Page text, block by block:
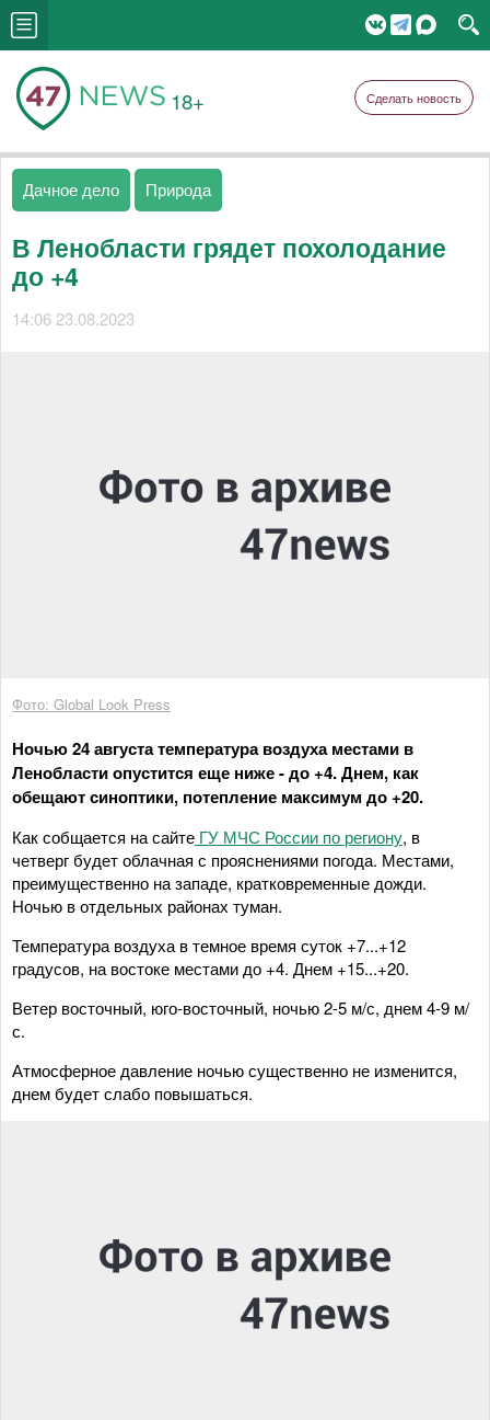
18+ Сделать новость
Дачное дело Природа
В Ленобласти грядет похолодание
до +4
14:06 23.08.2023
Фото: Global Look Press
Ночью 24 августа температура воздуха местами в
Ленобласти опустится еще ниже - до +4. Днем, как
обещают синоптики, потепление максимум до +20.
Как собщается на сайте ГУ МЧС России по региону, в
четверг будет облачная с прояснениями погода. Местами,
преимущественно на западе, кратковременные дожди.
Ночью в отдельных районах туман.
Температура воздуха в темное время суток +7...+12
градусов, на востоке местами до +4. Днем +15...+20.
Ветер восточный, юго-восточный, ночью 2-5 м/с, днем 4-9 м/
с.
Атмосферное давление ночью существенно не изменится,
днем будет слабо повышаться.